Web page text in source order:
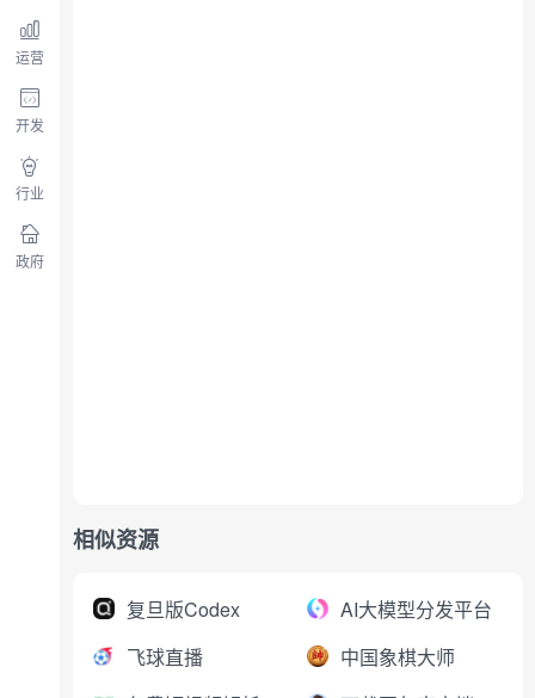
运营
开发
行业
政府
相似资源
复旦版Codex
AI大模型分发平台
飞球直播
中国象棋大师